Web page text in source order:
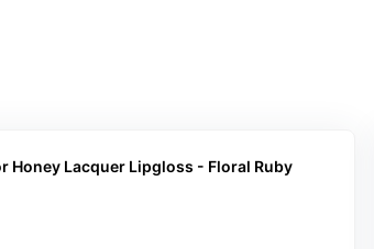
Honey Lacquer Lipgloss - Floral Ruby